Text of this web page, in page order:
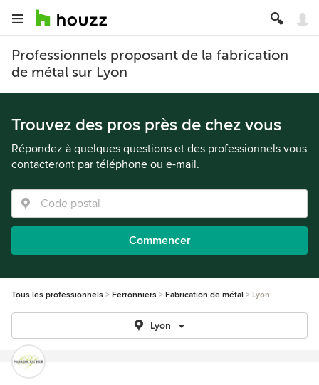
Professionnels proposant de la fabrication
de métal sur Lyon
Trouvez des pros près de chez vous
Répondez à quelques questions et des professionnels vous
contacteront par téléphone ou e-mail.
Commencer
Tous les professionnels Ferronniers Fabrication de métal Lyon
Lyon